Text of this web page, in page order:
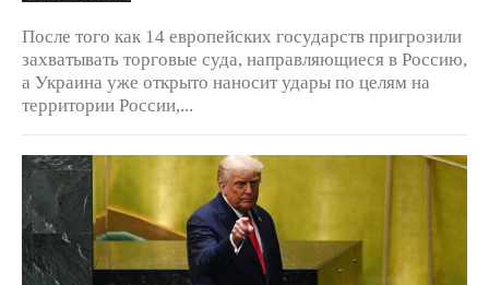
После того как 14 европейских государств пригрозили
захватывать торговые суда, направляющиеся в Россию,
а Украина уже открыто наносит удары по целям на
территории России,...